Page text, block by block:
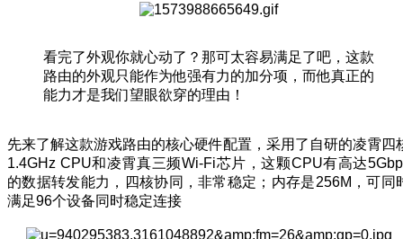
看完了外观你就心动了？那可太容易满足了吧，这款
路由的外观只能作为他强有力的加分项，而他真正的
能力才是我们望眼欲穿的理由！
先来了解这款游戏路由的核心硬件配置，采用了自研的凌霄四
1.4GHz CPU和凌霄真三频Wi-Fi芯片，这颗CPU有高达
的数据转发能力，四核协同，非常稳定；内存是256M，可同
满足96个设备同时稳定连接